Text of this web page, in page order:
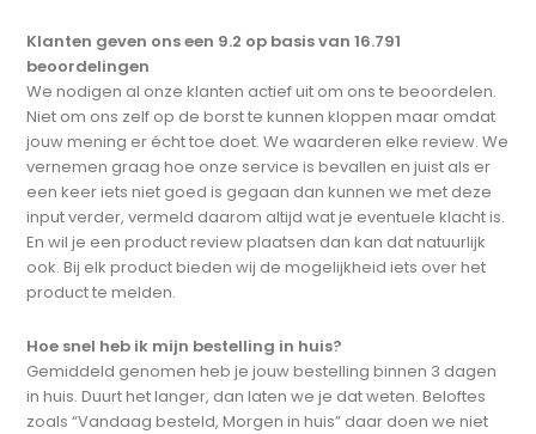
Klanten geven ons een 9.2 op basis van 16.791
beoordelingen
We nodigen al onze klanten actief uit om ons te beoordelen.
Niet om ons zelf op de borst te kunnen kloppen maar omdat
jouw mening er écht toe doet. We waarderen elke review. We
vernemen graag hoe onze service is bevallen en juist als er
een keer iets niet goed is gegaan dan kunnen we met deze
input verder, vermeld daarom altijd wat je eventuele klacht is.
En wil je een product review plaatsen dan kan dat natuurlijk
ook. Bij elk product bieden wij de mogelijkheid iets over het
product te melden.
Hoe snel heb ik mijn bestelling in huis?
Gemiddeld genomen heb je jouw bestelling binnen 3 dagen
in huis. Duurt het langer, dan laten we je dat weten. Beloftes
zoals “Vandaag besteld, Morgen in huis” daar doen we niet